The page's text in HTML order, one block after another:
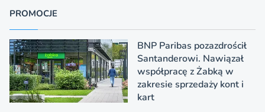
PROMOCJE
BNP Paribas pozazdrościł
Santanderowi. Nawiązał
współpracę z Żabką w
zakresie sprzedaży kont i
kart